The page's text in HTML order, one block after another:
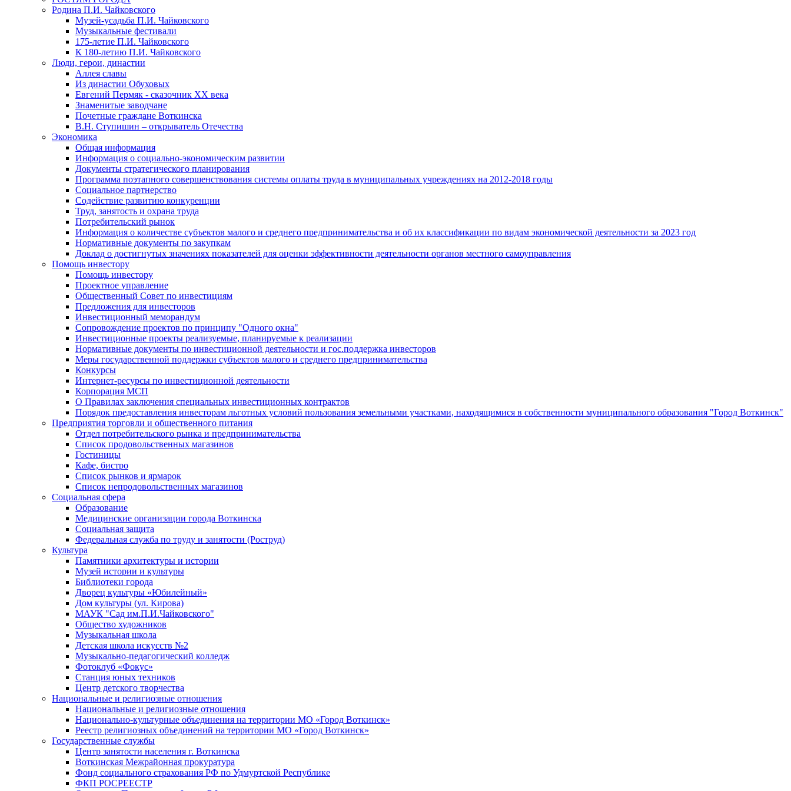
Родина П.И. Чайковского
Музей-усадьба П.И. Чайковского
Музыкальные фестивали
175-летие П.И. Чайковского
К 180-летию П.И. Чайковского
Люди, герои, династии
Аллея славы
Из династии Обуховых
Евгений Пермяк - сказочник XX века
Знаменитые заводчане
Почетные граждане Воткинска
В.Н. Ступишин – открыватель Отечества
Экономика
Общая информация
Информация о социально-экономическим развитии
Документы стратегического планирования
Программа поэтапного совершенствования системы оплаты труда в муниципальных учреждениях на 2012-2018 годы
Социальное партнерство
Содействие развитию конкуренции
Труд, занятость и охрана труда
Потребительский рынок
Информация о количестве субъектов малого и среднего предпринимательства и об их классификации по видам экономической деятельности за 2023 год
Нормативные документы по закупкам
Доклад о достигнутых значениях показателей для оценки эффективности деятельности органов местного самоуправления
Помощь инвестору
Помощь инвестору
Проектное управление
Общественный Совет по инвестициям
Предложения для инвесторов
Инвестиционный меморандум
Сопровождение проектов по принципу "Oдного окна"
Инвестиционные проекты реализуемые, планируемые к реализации
Нормативные документы по инвестиционной деятельности и гос.поддержка инвесторов
Меры государственной поддержки субъектов малого и среднего предпринимательства
Конкурсы
Интернет-ресурсы по инвестиционной деятельности
Корпорация МСП
О Правилах заключения специальных инвестиционных контрактов
Порядок предоставления инвесторам льготных условий пользования земельными участками, находящимися в собственности муниципального образования "Город Воткинск"
Предприятия торговли и общественного питания
Отдел потребительского рынка и предпринимательства
Список продовольственных магазинов
Гостиницы
Кафе, бистро
Cписок рынков и ярмарок
Список непродовольственных магазинов
Социальная сфера
Образование
Медицинские организации города Воткинска
Социальная защита
Федеральная служба по труду и занятости (Роструд)
Культура
Памятники архитектуры и истории
Музей истории и культуры
Библиотеки города
Дворец культуры «Юбилейный»
Дом культуры (ул. Кирова)
МАУК "Сад им.П.И.Чайковского"
Общество художников
Музыкальная школа
Детская школа искусств №2
Музыкально-педагогический колледж
Фотоклуб «Фокус»
Станция юных техников
Центр детского творчества
Национальные и религиозные отношения
Национальные и религиозные отношения
Национально-культурные объединения на территории МО «Город Воткинск»
Реестр религиозных объединений на территории МО «Город Воткинск»
Государственные службы
Центр занятости населения г. Воткинска
Воткинская Межрайонная прокуратура
Фонд социального страхования РФ по Удмуртской Республике
ФКП РОСРЕЕСТР